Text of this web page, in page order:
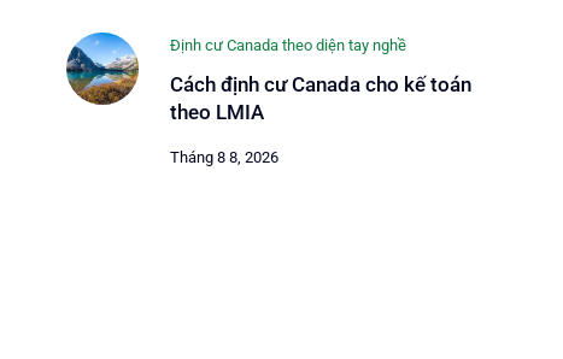
Định cư Canada theo diện tay nghề
Cách định cư Canada cho kế toán
theo LMIA
Tháng 8 8, 2026